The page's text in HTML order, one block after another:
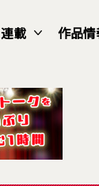
連載 作品